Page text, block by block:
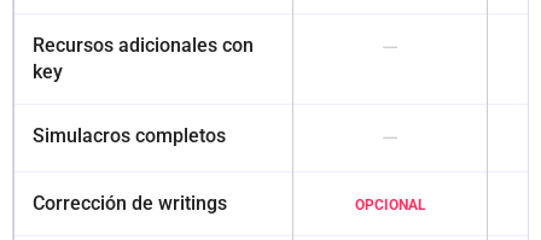
Recursos adicionales con
key
—
Simulacros completos —
Corrección de writings OPCIONAL